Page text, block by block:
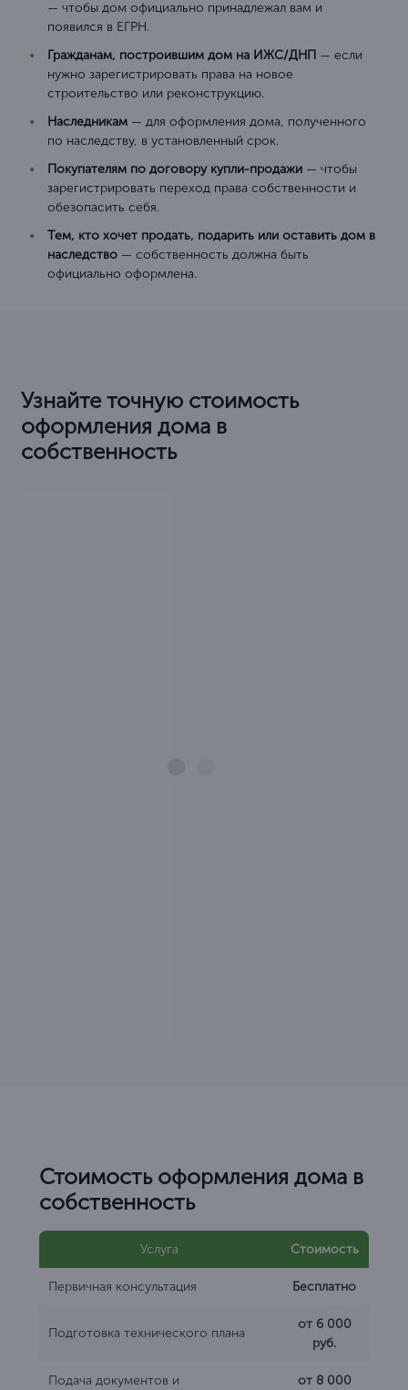
— чтобы дом официально принадлежал вам и
появился в ЕГРН.
Гражданам, построившим дом на ИЖС/ДНП — если
нужно зарегистрировать права на новое
строительство или реконструкцию.
Наследникам — для оформления дома, полученного
по наследству, в установленный срок.
Покупателям по договору купли-продажи — чтобы
зарегистрировать переход права собственности и
обезопасить себя.
Тем, кто хочет продать, подарить или оставить дом в
наследство — собственность должна быть
официально оформлена.
Узнайте точную стоимость
оформления дома в
собственность
Стоимость оформления дома в
собственность
Услуга Стоимость
Первичная консультация Бесплатно
Подготовка технического плана
от 6 000
руб.
Подача документов и
от 8 000